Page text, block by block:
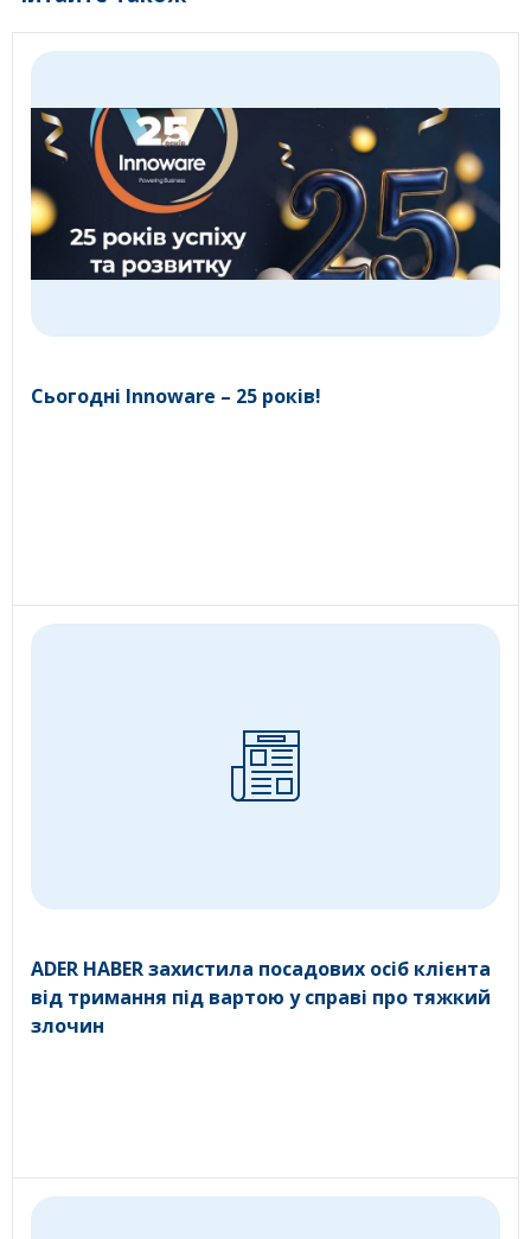
Сьогодні Innoware – 25 років!
ADER HABER захистила посадових осіб клієнта
від тримання під вартою у справі про тяжкий
злочин